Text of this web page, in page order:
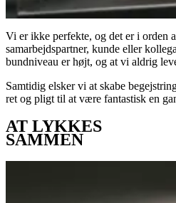
Vi er ikke perfekte, og det er i orden
samarbejdspartner, kunde eller
bundniveau er højt, og at vi aldrig
Samtidig elsker vi at skabe
ret og pligt til at være fantastisk en
AT LYKKES
SAMMEN